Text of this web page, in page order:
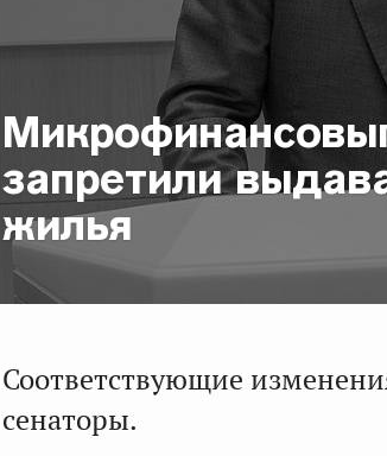
запретили
жилья
Соответствующие
сенаторы.